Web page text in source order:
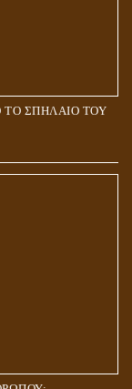
ΤΟ ΣΠΗΛΑΙΟ ΤΟΥ